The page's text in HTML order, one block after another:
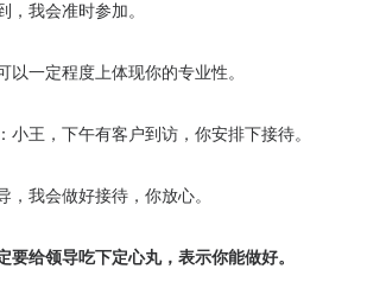
，我会准时参加。
以一定程度上体现你的专业性。
小王，下午有客户到访，你安排下接待。
，我会做好接待，你放心。
要给领导吃下定心丸，表示你能做好。